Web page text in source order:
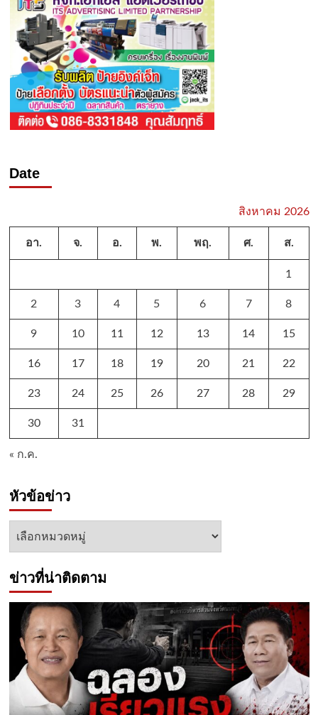
Date
สิงหาคม 2026
อา. จ. อ. พ. พฤ. ศ. ส.
1
2 3 4 5 6 7 8
9 10 11 12 13 14 15
16 17 18 19 20 21 22
23 24 25 26 27 28 29
30 31
« ก.ค.
หัวข้อข่าว
หัวข้อ
ข่าวที่น่าติดตาม